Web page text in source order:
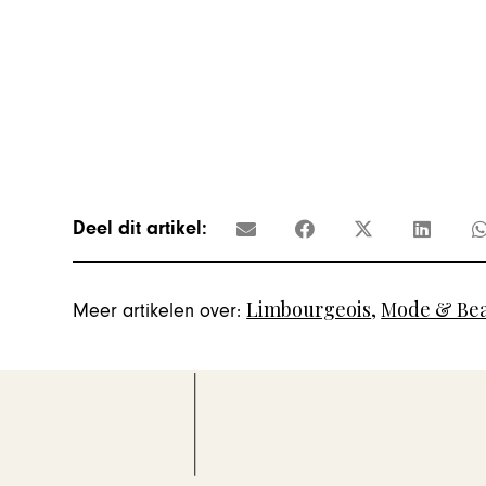
Deel dit artikel:
Meer artikelen over: Limbourgeois,Mode &